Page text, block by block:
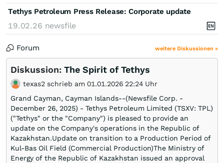
Tethys Petroleum Press Release: Corporate update
19.02.26 newsfile
Forum weitere Diskussionen »
Diskussion: The Spirit of Tethys
texas2 schrieb am 01.01.2026 22:24 Uhr
Grand Cayman, Cayman Islands--(Newsfile Corp. -
December 26, 2025) - Tethys Petroleum Limited (TSXV: TPL)
("Tethys" or the "Company") is pleased to provide an
update on the Company's operations in the Republic of
Kazakhstan.Update on transition to a Production Period of
Kul-Bas Oil Field (Commercial Production)The Ministry of
Energy of the Republic of Kazakhstan issued an approval